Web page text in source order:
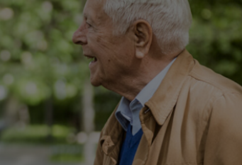
Görlitz/Zgorzelec